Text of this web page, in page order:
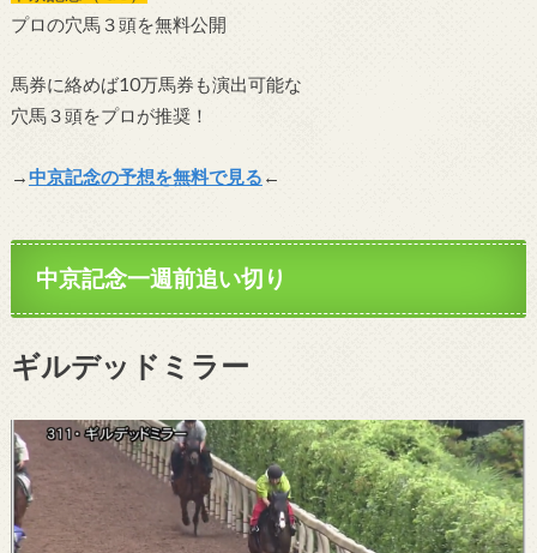
プロの穴馬３頭を無料公開
馬券に絡めば10万馬券も演出可能な
穴馬３頭をプロが推奨！
→中京記念の予想を無料で見る ←
中京記念一週前追い切り
ギルデッドミラー